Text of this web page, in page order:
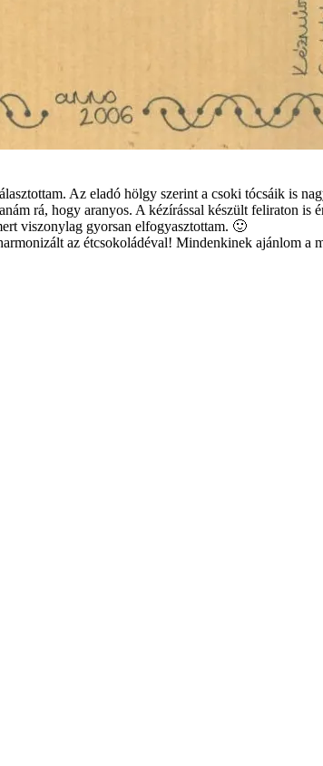
Az eladó hölgy szerint a csoki tócsáik is
rá, hogy aranyos. A kézírással készült feliraton
viszonylag gyorsan elfogyasztottam. 🙂
az étcsokoládéval! Mindenkinek ajánlom a